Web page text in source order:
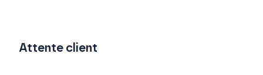
Attente client